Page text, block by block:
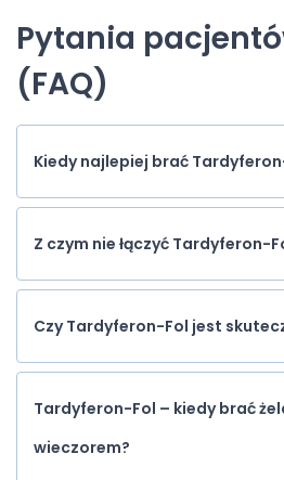
Pytania
(FAQ)
Kiedy najlepiej brać
Z czym nie łączyć Tardyferon-
Czy Tardyferon-Fol jest
Tardyferon-Fol – kiedy brać
wieczorem?